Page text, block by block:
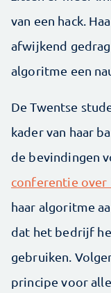
van een hack.
afwijkend
algoritme een
De Twentse
kader van haar
de bevindingen
conferentie
haar algoritme
dat het bedrijf
gebruiken.
principe voor